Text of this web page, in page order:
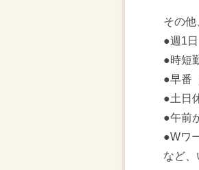
その他
●週1
●時短
●早番
●土日
●午前
●Wワ
など、